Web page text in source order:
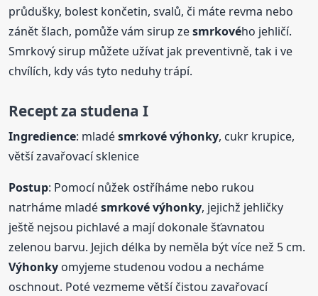
průdušky, bolest končetin, svalů, či máte revma nebo
zánět šlach, pomůže vám sirup zesmrkového jehličí.
Smrkový sirup můžete užívat jak preventivně, tak i ve
chvílích, kdy vás tyto neduhy trápí.
Recept za studena I
Ingredience: mladésmrkové výhonky, cukr krupice,
větší zavařovací sklenice
Postup: Pomocí nůžek ostříháme nebo rukou
natrháme mladésmrkové výhonky, jejichž jehličky
ještě nejsou pichlavé a mají dokonale šťavnatou
zelenou barvu. Jejich délka by neměla být více než 5 cm.
Výhonky omyjeme studenou vodou a necháme
oschnout. Poté vezmeme větší čistou zavařovací